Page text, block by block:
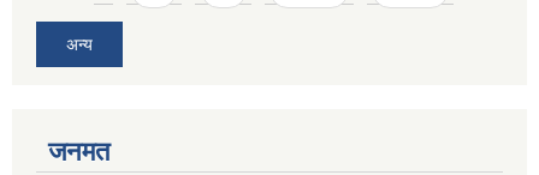
अन्य
जनमत